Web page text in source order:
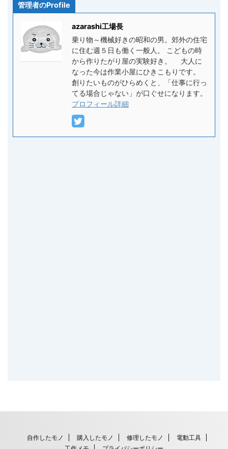
管理者のProfile
azarashi工場長
乗り物～機械好きの昭和の男。郊外の住宅
に住む週５日も働く一般人。 こどもの時
から作りたがり屋の実験好き。 大人に
なった今は作業小屋にひきこもりです。
創りたいものがひらめくと、「仕事に行っ
てる場合じゃない」が口ぐせになります。
プロフィール詳細
自作したモノ 購入したモノ 修理したモノ
電動工具